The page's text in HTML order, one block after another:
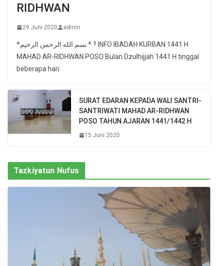
RIDHWAN
29 Juni 2020 admin
*بسم الله الرحمن الرحيم.* ? INFO IBADAH KURBAN 1441 H
MAHAD AR-RIDHWAN POSO Bulan Dzulhijjah 1441 H tinggal
beberapa hari
SURAT EDARAN KEPADA WALI SANTRI-
SANTRIWATI MAHAD AR-RIDHWAN
POSO TAHUN AJARAN 1441/1442 H
15 Juni 2020
Tazkiyatun Nufus